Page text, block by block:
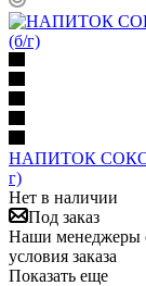
НАПИТОК
г)
Нет в наличии
Под заказ
Наши менеджеры
условия заказа
Показать еще